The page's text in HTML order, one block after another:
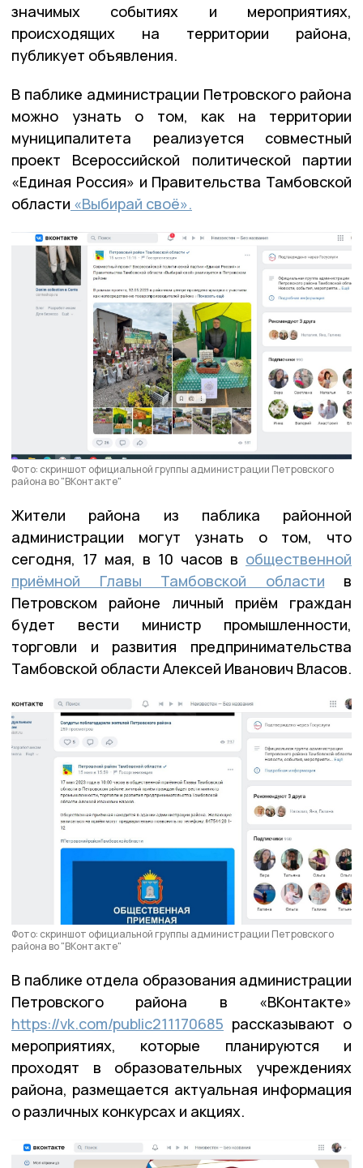
значимых событиях и мероприятиях,
происходящих на территории района,
публикует объявления.
В паблике администрации Петровского района
можно узнать о том, как на территории
муниципалитета реализуется совместный
проект Всероссийской политической партии
«Единая Россия» и Правительства Тамбовской
области «Выбирай своё».
Фото: скриншот официальной группы администрации Петровского
района во "ВКонтакте"
Жители района из паблика районной
администрации могут узнать о том, что
сегодня, 17 мая, в 10 часов в общественной
приёмной Главы Тамбовской области в
Петровском районе личный приём граждан
будет вести министр промышленности,
торговли и развития предпринимательства
Тамбовской области Алексей Иванович Власов.
Фото: скриншот официальной группы администрации Петровского
района во "ВКонтакте"
В паблике отдела образования администрации
Петровского района в «ВКонтакте»
https://vk.com/public211170685 рассказывают о
мероприятиях, которые планируются и
проходят в образовательных учреждениях
района, размещается актуальная информация
о различных конкурсах и акциях.